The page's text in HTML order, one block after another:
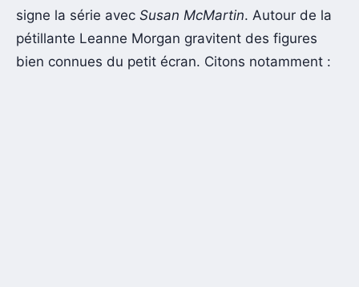
signe la série avec Susan McMartin. Autour de la
pétillante Leanne Morgan gravitent des figures
bien connues du petit écran. Citons notamment :